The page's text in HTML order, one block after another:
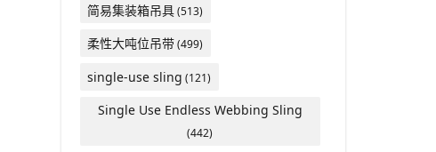
简易集装箱吊具(513)
柔性大吨位吊带(499)
single-use sling (121)
Single Use Endless Webbing Sling
(442)